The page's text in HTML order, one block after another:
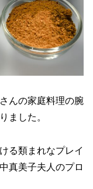
んの家庭料理の腕
ました。
る類まれなプレイ
真美子夫人のプロ